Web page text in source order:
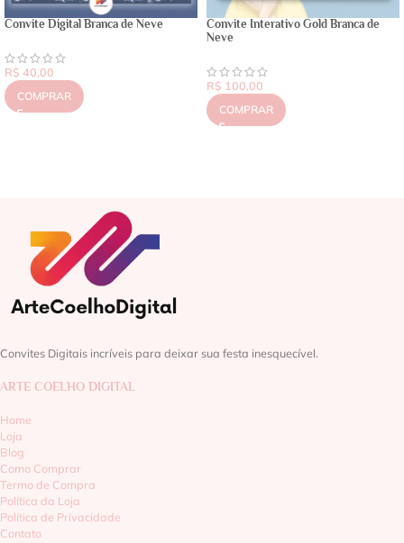
Convite Digital Branca de Neve
R$ 40,00
COMPRAR
Convite Interativo Gold Branca de
Neve
R$ 100,00
COMPRAR
Convites Digitais incríveis para deixar sua festa inesquecível.
ARTE COELHO DIGITAL
Home
Loja
Blog
Como Comprar
Termo de Compra
Política da Loja
Política de Privacidade
Contato